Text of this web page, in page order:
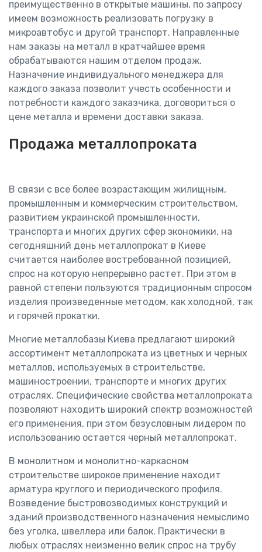
преимущественно в открытые машины, по запросу
имеем возможность реализовать погрузку в
микроавтобус и другой транспорт. Направленные
нам заказы на металл в кратчайшее время
обрабатываются нашим отделом продаж.
Назначение индивидуального менеджера для
каждого заказа позволит учесть особенности и
потребности каждого заказчика, договориться о
цене металла и времени доставки заказа.
Продажа металлопроката
В связи с все более возрастающим жилищным,
промышленным и коммерческим строительством,
развитием украинской промышленности,
транспорта и многих других сфер экономики, на
сегодняшний день металлопрокат в Киеве
считается наиболее востребованной позицией,
спрос на которую непрерывно растет. При этом в
равной степени пользуются традиционным спросом
изделия произведенные методом, как холодной, так
и горячей прокатки.
Многие металлобазы Киева предлагают широкий
ассортимент металлопроката из цветных и черных
металлов, используемых в строительстве,
машиностроении, транспорте и многих других
отраслях. Специфические свойства металлопроката
позволяют находить широкий спектр возможностей
его применения, при этом безусловным лидером по
использованию остается черный металлопрокат.
В монолитном и монолитно-каркасном
строительстве широкое применение находит
арматура круглого и периодического профиля.
Возведение быстровозводимых конструкций и
зданий производственного назначения немыслимо
без уголка, швеллера или балок. Практически в
любых отраслях неизменно велик спрос на трубу